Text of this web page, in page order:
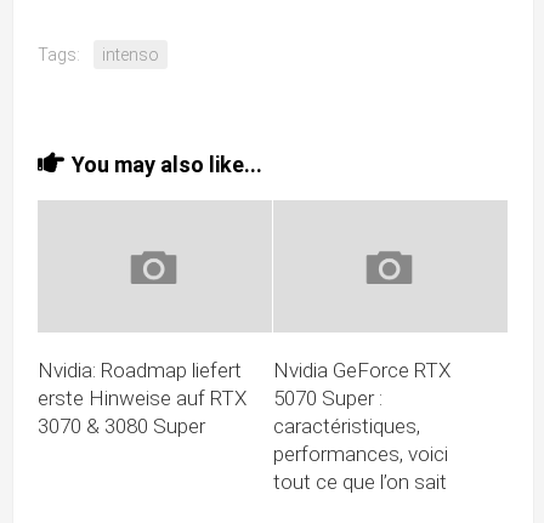
Tags: intenso
You may also like...
Nvidia: Roadmap liefert
erste Hinweise auf RTX
3070 & 3080 Super
Nvidia GeForce RTX
5070 Super :
caractéristiques,
performances, voici
tout ce que l’on sait